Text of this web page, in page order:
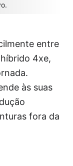
entre
4xe,
às suas
fora da